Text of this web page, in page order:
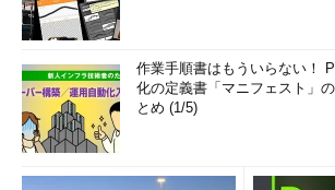
作業手順書はもういらない！
化の定義書「マニフェスト」
とめ (1/5)